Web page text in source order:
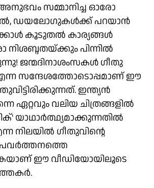
സമ്മാനിച്ച ഓരോ
ഡയലോഗുകൾക്ക് പറയാൻ
കൂടുതൽ കാര്യങ്ങൾ
നിശബ്ദതയ്ക്കും പിന്നിൽ
ജന്മദിനാശംസകൾ ഗീതു
സന്ദേശത്തോടൊപ്പമാണ് ഈ
ഇന്ത്യൻ
ഏറ്റവും വലിയ ചിത്രങ്ങളിൽ
യാഥാർത്ഥ്യമാക്കുന്നതിൽ
നിലയിൽ ഗീതുവിന്റെ
ഈ വീഡിയോയിലൂടെ